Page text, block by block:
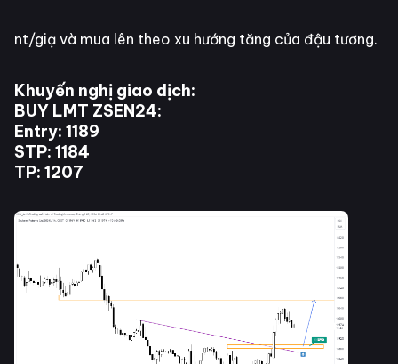
nt/giạ và mua lên theo xu hướng tăng của đậu tương.
Khuyến nghị giao dịch:
BUY LMT ZSEN24:
Entry: 1189
STP: 1184
TP: 1207